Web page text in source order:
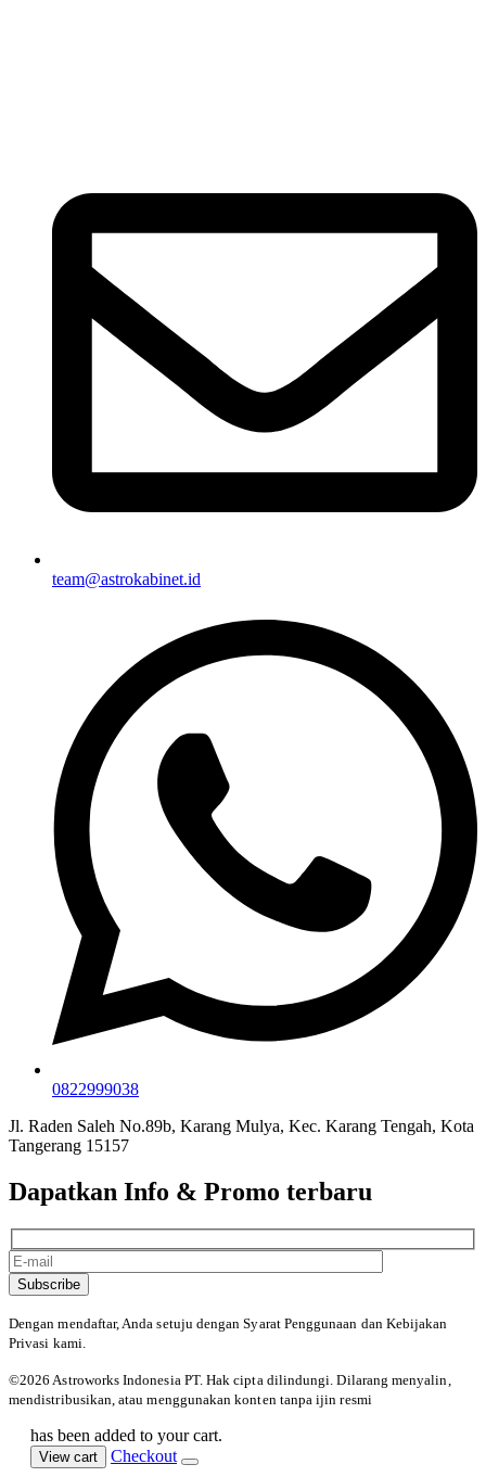
team@astrokabinet.id
0822999038
Jl. Raden Saleh No.89b, Karang Mulya, Kec. Karang Tengah, Kota
Tangerang 15157
Dapatkan Info & Promo terbaru
Subscribe
Dengan mendaftar, Anda setuju dengan Syarat Penggunaan dan Kebijakan
Privasi kami.
©️2026 Astroworks Indonesia PT. Hak cipta dilindungi. Dilarang menyalin,
mendistribusikan, atau menggunakan konten tanpa ijin resmi
has been added to your cart.
View cart Checkout